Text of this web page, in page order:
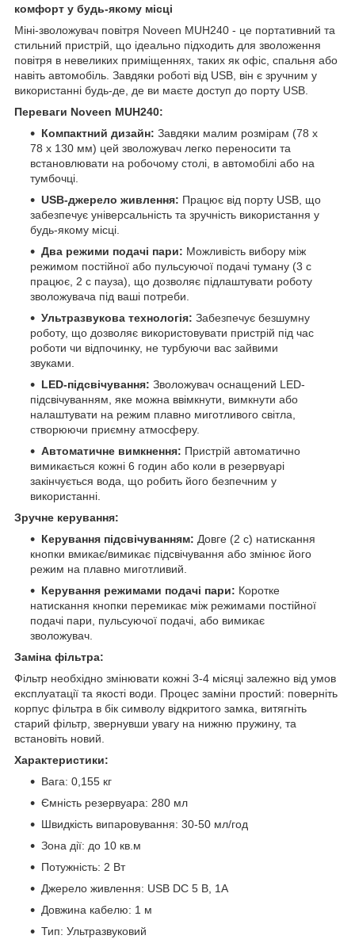
комфорт у будь-якому місці
Міні-зволожувач повітря Noveen MUH240 - це портативний та
стильний пристрій, що ідеально підходить для зволоження
повітря в невеликих приміщеннях, таких як офіс, спальня або
навіть автомобіль. Завдяки роботі від USB, він є зручним у
використанні будь-де, де ви маєте доступ до порту USB.
Переваги Noveen MUH240:
Компактний дизайн: Завдяки малим розмірам (78 x
78 x 130 мм) цей зволожувач легко переносити та
встановлювати на робочому столі, в автомобілі або на
тумбочці.
USB-джерело живлення: Працює від порту USB, що
забезпечує універсальність та зручність використання у
будь-якому місці.
Два режими подачі пари: Можливість вибору між
режимом постійної або пульсуючої подачі туману (3 с
працює, 2 с пауза), що дозволяє підлаштувати роботу
зволожувача під ваші потреби.
Ультразвукова технологія: Забезпечує безшумну
роботу, що дозволяє використовувати пристрій під час
роботи чи відпочинку, не турбуючи вас зайвими
звуками.
LED-підсвічування: Зволожувач оснащений LED-
підсвічуванням, яке можна ввімкнути, вимкнути або
налаштувати на режим плавно миготливого світла,
створюючи приємну атмосферу.
Автоматичне вимкнення: Пристрій автоматично
вимикається кожні 6 годин або коли в резервуарі
закінчується вода, що робить його безпечним у
використанні.
Зручне керування:
Керування підсвічуванням: Довге (2 с) натискання
кнопки вмикає/вимикає підсвічування або змінює його
режим на плавно миготливий.
Керування режимами подачі пари: Коротке
натискання кнопки перемикає між режимами постійної
подачі пари, пульсуючої подачі, або вимикає
зволожувач.
Заміна фільтра:
Фільтр необхідно змінювати кожні 3-4 місяці залежно від умов
експлуатації та якості води. Процес заміни простий: поверніть
корпус фільтра в бік символу відкритого замка, витягніть
старий фільтр, звернувши увагу на нижню пружину, та
встановіть новий.
Характеристики:
Вага: 0,155 кг
Ємність резервуара: 280 мл
Швидкість випаровування: 30-50 мл/год
Зона дії: до 10 кв.м
Потужність: 2 Вт
Джерело живлення: USB DC 5 В, 1А
Довжина кабелю: 1 м
Тип: Ультразвуковий